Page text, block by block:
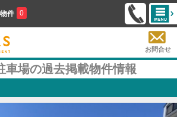
件 0
お問合せ
車場の過去掲載物件情報